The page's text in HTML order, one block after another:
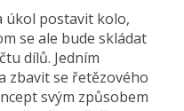
úkol postavit kolo,
se ale bude skládat
dílů. Jedním
zbavit se řetězového
svým způsobem